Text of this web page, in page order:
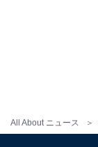
All About ニュース